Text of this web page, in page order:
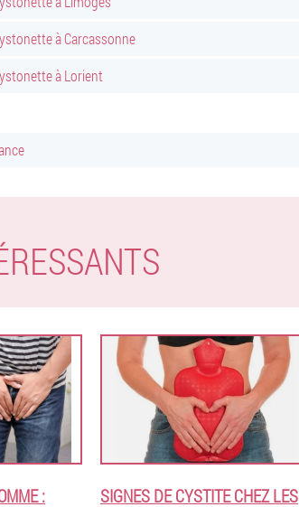
à Carcassonne
à Lorient
:
SIGNES DE CYSTITE CHEZ LES